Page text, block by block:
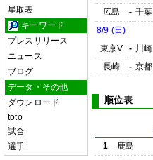
星取表
キーワード
プレスリリース
ニュース
ブログ
データ・その他
ダウンロード
toto
試合
選手
広島
- 千葉
8/9 (日)
東京V
- 川崎
長崎
- 京都
順位表
1 鹿島